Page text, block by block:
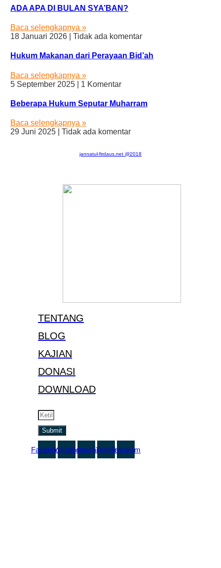
ADA APA DI BULAN SYA’BAN?
Baca selengkapnya »
18 Januari 2026
Tidak ada komentar
Hukum Makanan dari Perayaan Bid’ah
Baca selengkapnya »
5 September 2025
1 Komentar
Beberapa Hukum Seputar Muharram
Baca selengkapnya »
29 Juni 2025
Tidak ada komentar
jannatul-firdaus.net @2018
TENTANG
BLOG
KAJIAN
DONASI
DOWNLOAD
Ikuti update informasi menarik dari kami.
Submit
FacebookYoutubeInstagramTwitterTelegram